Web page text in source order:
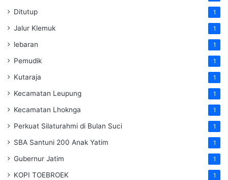
Ditutup 1
Jalur Klemuk 1
lebaran 1
Pemudik 1
Kutaraja 1
Kecamatan Leupung 1
Kecamatan Lhoknga 1
Perkuat Silaturahmi di Bulan Suci 1
SBA Santuni 200 Anak Yatim 1
Gubernur Jatim 1
KOPI TOEBROEK 1